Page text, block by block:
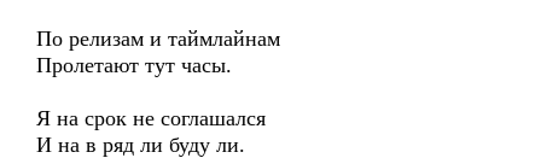
По релизам и таймлайнам
Пролетают тут часы.
Я на срок не соглашался
И на в ряд ли буду ли.